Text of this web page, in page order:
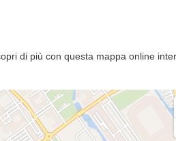
di più con questa mappa online